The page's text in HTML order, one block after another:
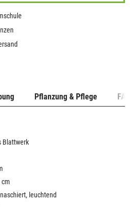
Pflanzung & Pflege
Blattwerk
cm
leuchtend